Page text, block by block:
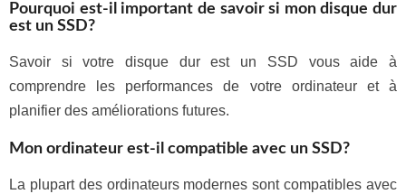
Pourquoi est-il important de savoir si mon disque dur
est un SSD?
Savoir si votre disque dur est un SSD vous aide à
comprendre les performances de votre ordinateur et à
planifier des améliorations futures.
Mon ordinateur est-il compatible avec un SSD?
La plupart des ordinateurs modernes sont compatibles avec